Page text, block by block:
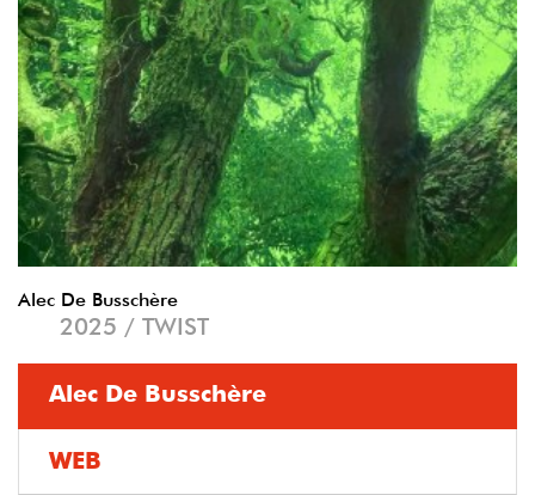
Alec De Busschère
2025 / TWIST
Alec De Busschère
WEB